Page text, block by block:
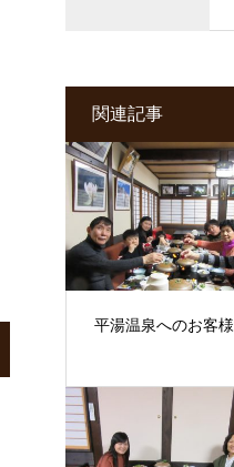
関連記事
平湯温泉へのお客様